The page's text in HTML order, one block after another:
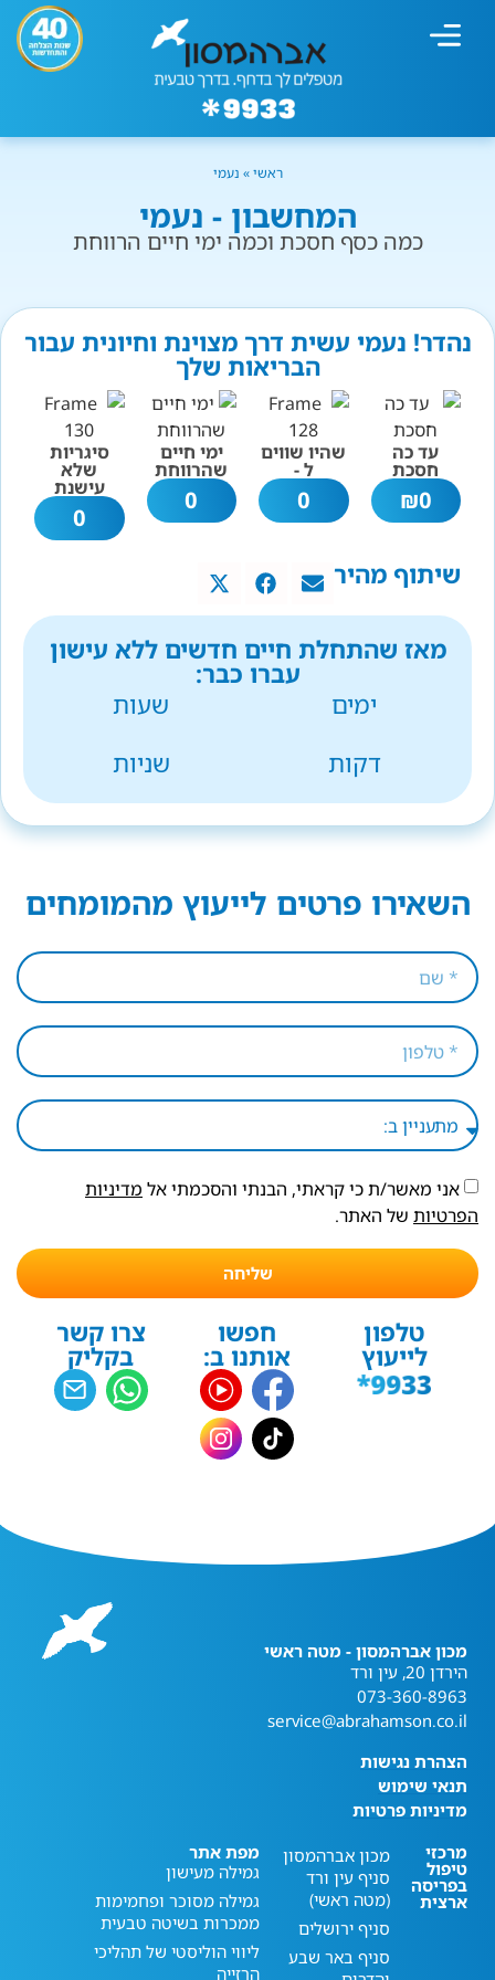
ראשי» נעמי
המחשבון - נעמי
כמה כסף חסכת וכמה ימי חיים הרווחת
נהדר! נעמי עשית דרך מצוינת וחיונית עבור
הבריאות שלך
עד כה
חסכת
0
₪
שהיו שווים
ל -
0
ימי חיים
שהרווחת
0
סיגריות
שלא
עישנת
0
שיתוף מהיר
מאז שהתחלת חיים חדשים ללא עישון
עברו כבר:
ימים
שעות
דקות
שניות
השאירו פרטים לייעוץ מהמומחים
אני מאשר/ת כי קראתי, הבנתי והסכמתי אל מדיניות
הפרטיות של האתר.
שליחה
טלפון
לייעוץ
חפשו
אותנו ב:
צרו קשר
בקליק
מכון אברהמסון - מטה ראשי
הירדן 20, עין ורד
073-360-8963
service@abrahamson.co.il
הצהרת נגישות
תנאי שימוש
מדיניות פרטיות
מרכזי
טיפול
בפריסה
ארצית
מכון אברהמסון
סניף עין ורד
(מטה ראשי)
סניף ירושלים
סניף באר שבע
מפת אתר
גמילה מעישון
גמילה מסוכר ופחמימות
ממכרות בשיטה טבעית
ליווי הוליסטי של תהליכי
הרזייה